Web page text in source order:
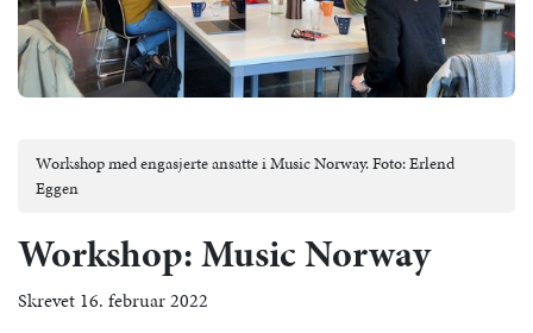
Workshop med engasjerte ansatte i Music Norway. Foto: Erlend
Eggen
Workshop: Music Norway
Skrevet 16. februar 2022